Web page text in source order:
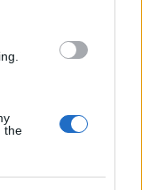
the